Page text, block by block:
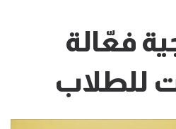
فعّالة
للطلاب